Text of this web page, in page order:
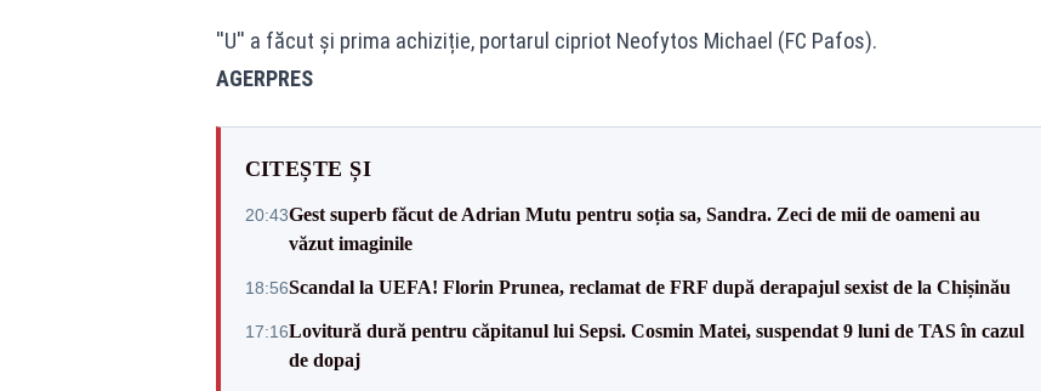
''U'' a făcut și prima achiziție, portarul cipriot Neofytos Michael (FC Pafos).
AGERPRES
CITEȘTE ȘI
20:43Gest superb făcut de Adrian Mutu pentru soția sa, Sandra. Zeci de mii de oameni au
văzut imaginile
18:56Scandal la UEFA! Florin Prunea, reclamat de FRF după derapajul sexist de la Chișinău
17:16Lovitură dură pentru căpitanul lui Sepsi. Cosmin Matei, suspendat 9 luni de TAS în cazul
de dopaj